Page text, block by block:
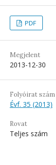
PDF
Megjelent
2013-12-30
Folyóirat szám
Évf. 35 (2013)
Rovat
Teljes szám